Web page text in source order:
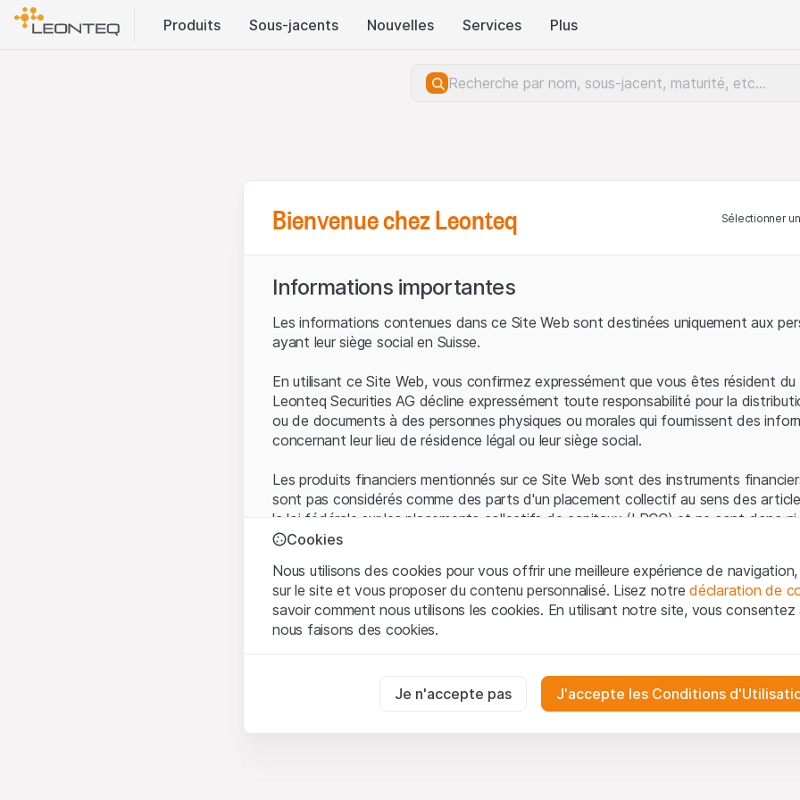
Produits Sous-jacents Nouvelles Services Plus
Bienvenue chez Leonteq Sélectionner
Informations importantes
Les informations contenues dans ce Site Web sont destinées uniquement aux
ayant leur siège social en Suisse.
En utilisant ce Site Web, vous confirmez expressément que vous êtes résident
Leonteq Securities AG décline expressément toute responsabilité pour la
ou de documents à des personnes physiques ou morales qui fournissent des
concernant leur lieu de résidence légal ou leur siège social.
Les produits financiers mentionnés sur ce Site Web sont des instruments
sont pas considérés comme des parts d'un placement collectif au sens des
la loi fédérale sur les placements collectifs de capitaux (LPCC) et ne sont donc ni
l'Autorité fédérale de surveillance des marchés financiers (FINMA) ni enregistrés
Conditions d'utilisation et informations juridiques
En utilisant le Site Web de Leonteq Securities AG (ci-après "Site Web"), vous
avez compris et que vous acceptez les informations juridiques, les notes
Tous les droits de propriété intellectuelle (par exemple, les droits d'auteur, de
Cookies
Nous utilisons des cookies pour vous offrir une meilleure expérience de
sur le site et vous proposer du contenu personnalisé. Lisez notredéclaration de
savoir comment nous utilisons les cookies. En utilisant notre site, vous consentez
nous faisons des cookies.
Ces cookies sont nécessaires au bon fonctionnement du site Internet et ne peuvent pas
Je n'accepte pas J'accepte les Conditions